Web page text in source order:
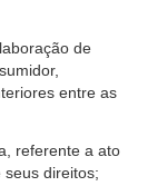
de
entre as
referente a ato
direitos;